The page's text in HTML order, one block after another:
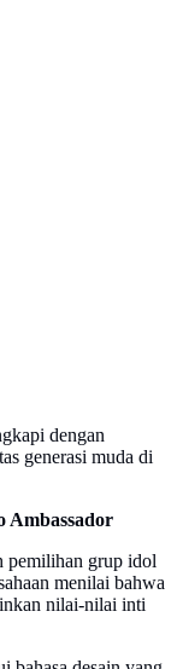
dengan
generasi muda di
Ambassador
pemilihan grup idol
menilai bahwa
nilai-nilai inti